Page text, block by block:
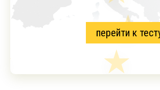
перейти к